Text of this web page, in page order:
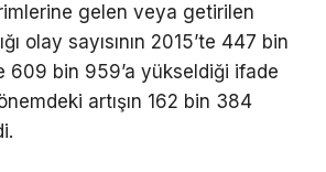
gelen veya getirilen
olay sayısının 2015’te 447 bin
609 bin 959’a yükseldiği ifade
artışın 162 bin 384